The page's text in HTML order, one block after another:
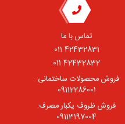
تماس با ما
42432831 011
42432832 011
فروش محصولات ساختمانی :
09112286001
فروش ظروف یکبار مصرف:
09113197004